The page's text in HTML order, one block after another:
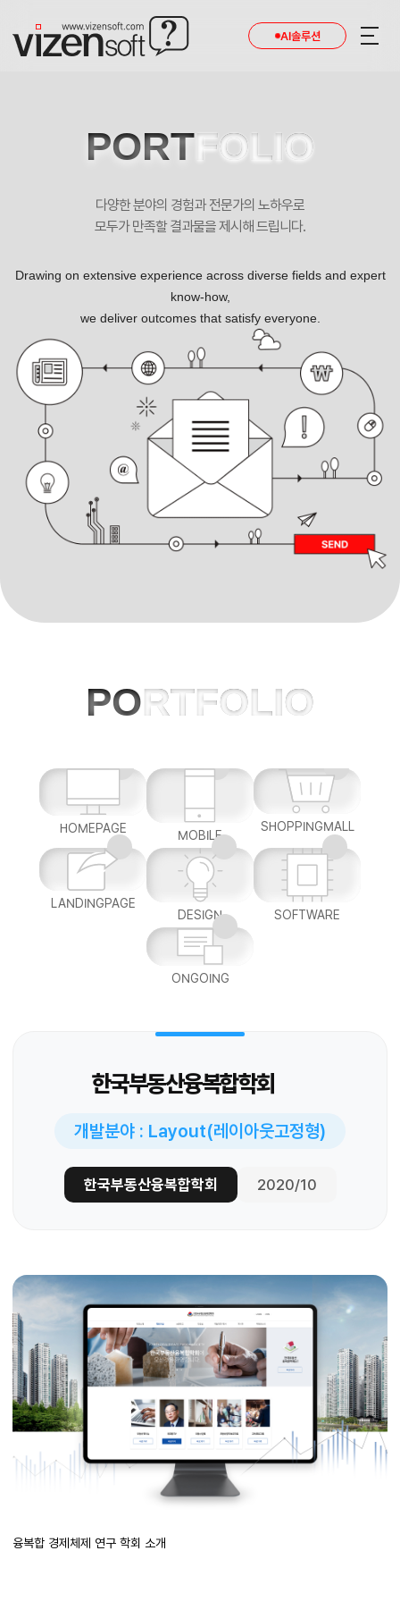
AI솔루션
한국부동산융복합학회 포트폴리오
PORTFOLIO
다양한 분야의 경험과 전문가의 노하우로
모두가 만족할 결과물을 제시해 드립니다.
Drawing on extensive experience across diverse fields and expert
know-how,
we deliver outcomes that satisfy everyone.
PORTFOLIO
HOMEPAGE MOBILE
SHOPPINGMALL
LANDINGPAGE
DESIGN
SOFTWARE
ONGOING
한국부동산융복합학회
개발분야 : Layout(레이아웃고정형)
한국부동산융복합학회 2020/10
융복합 경제체제 연구 학회 소개